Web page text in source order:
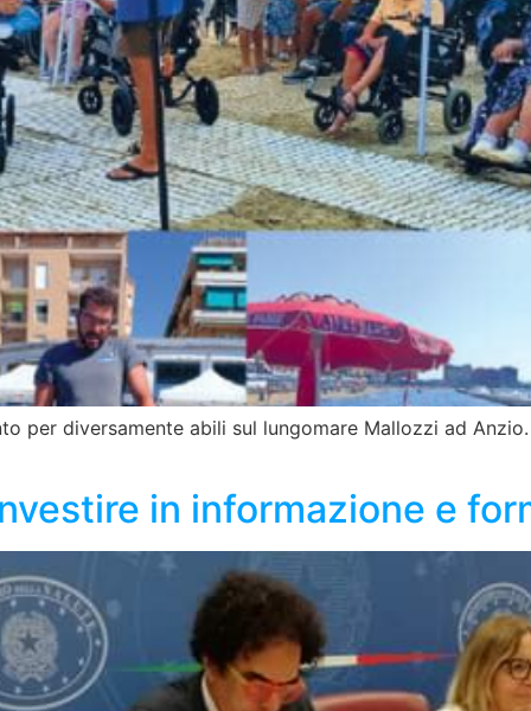
per diversamente abili sul lungomare Mallozzi ad
in informazione e